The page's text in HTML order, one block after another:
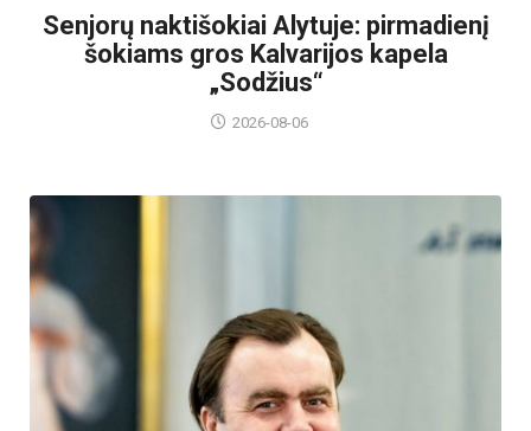
Senjorų naktišokiai Alytuje: pirmadienį
šokiams gros Kalvarijos kapela
„Sodžius“
2026-08-06